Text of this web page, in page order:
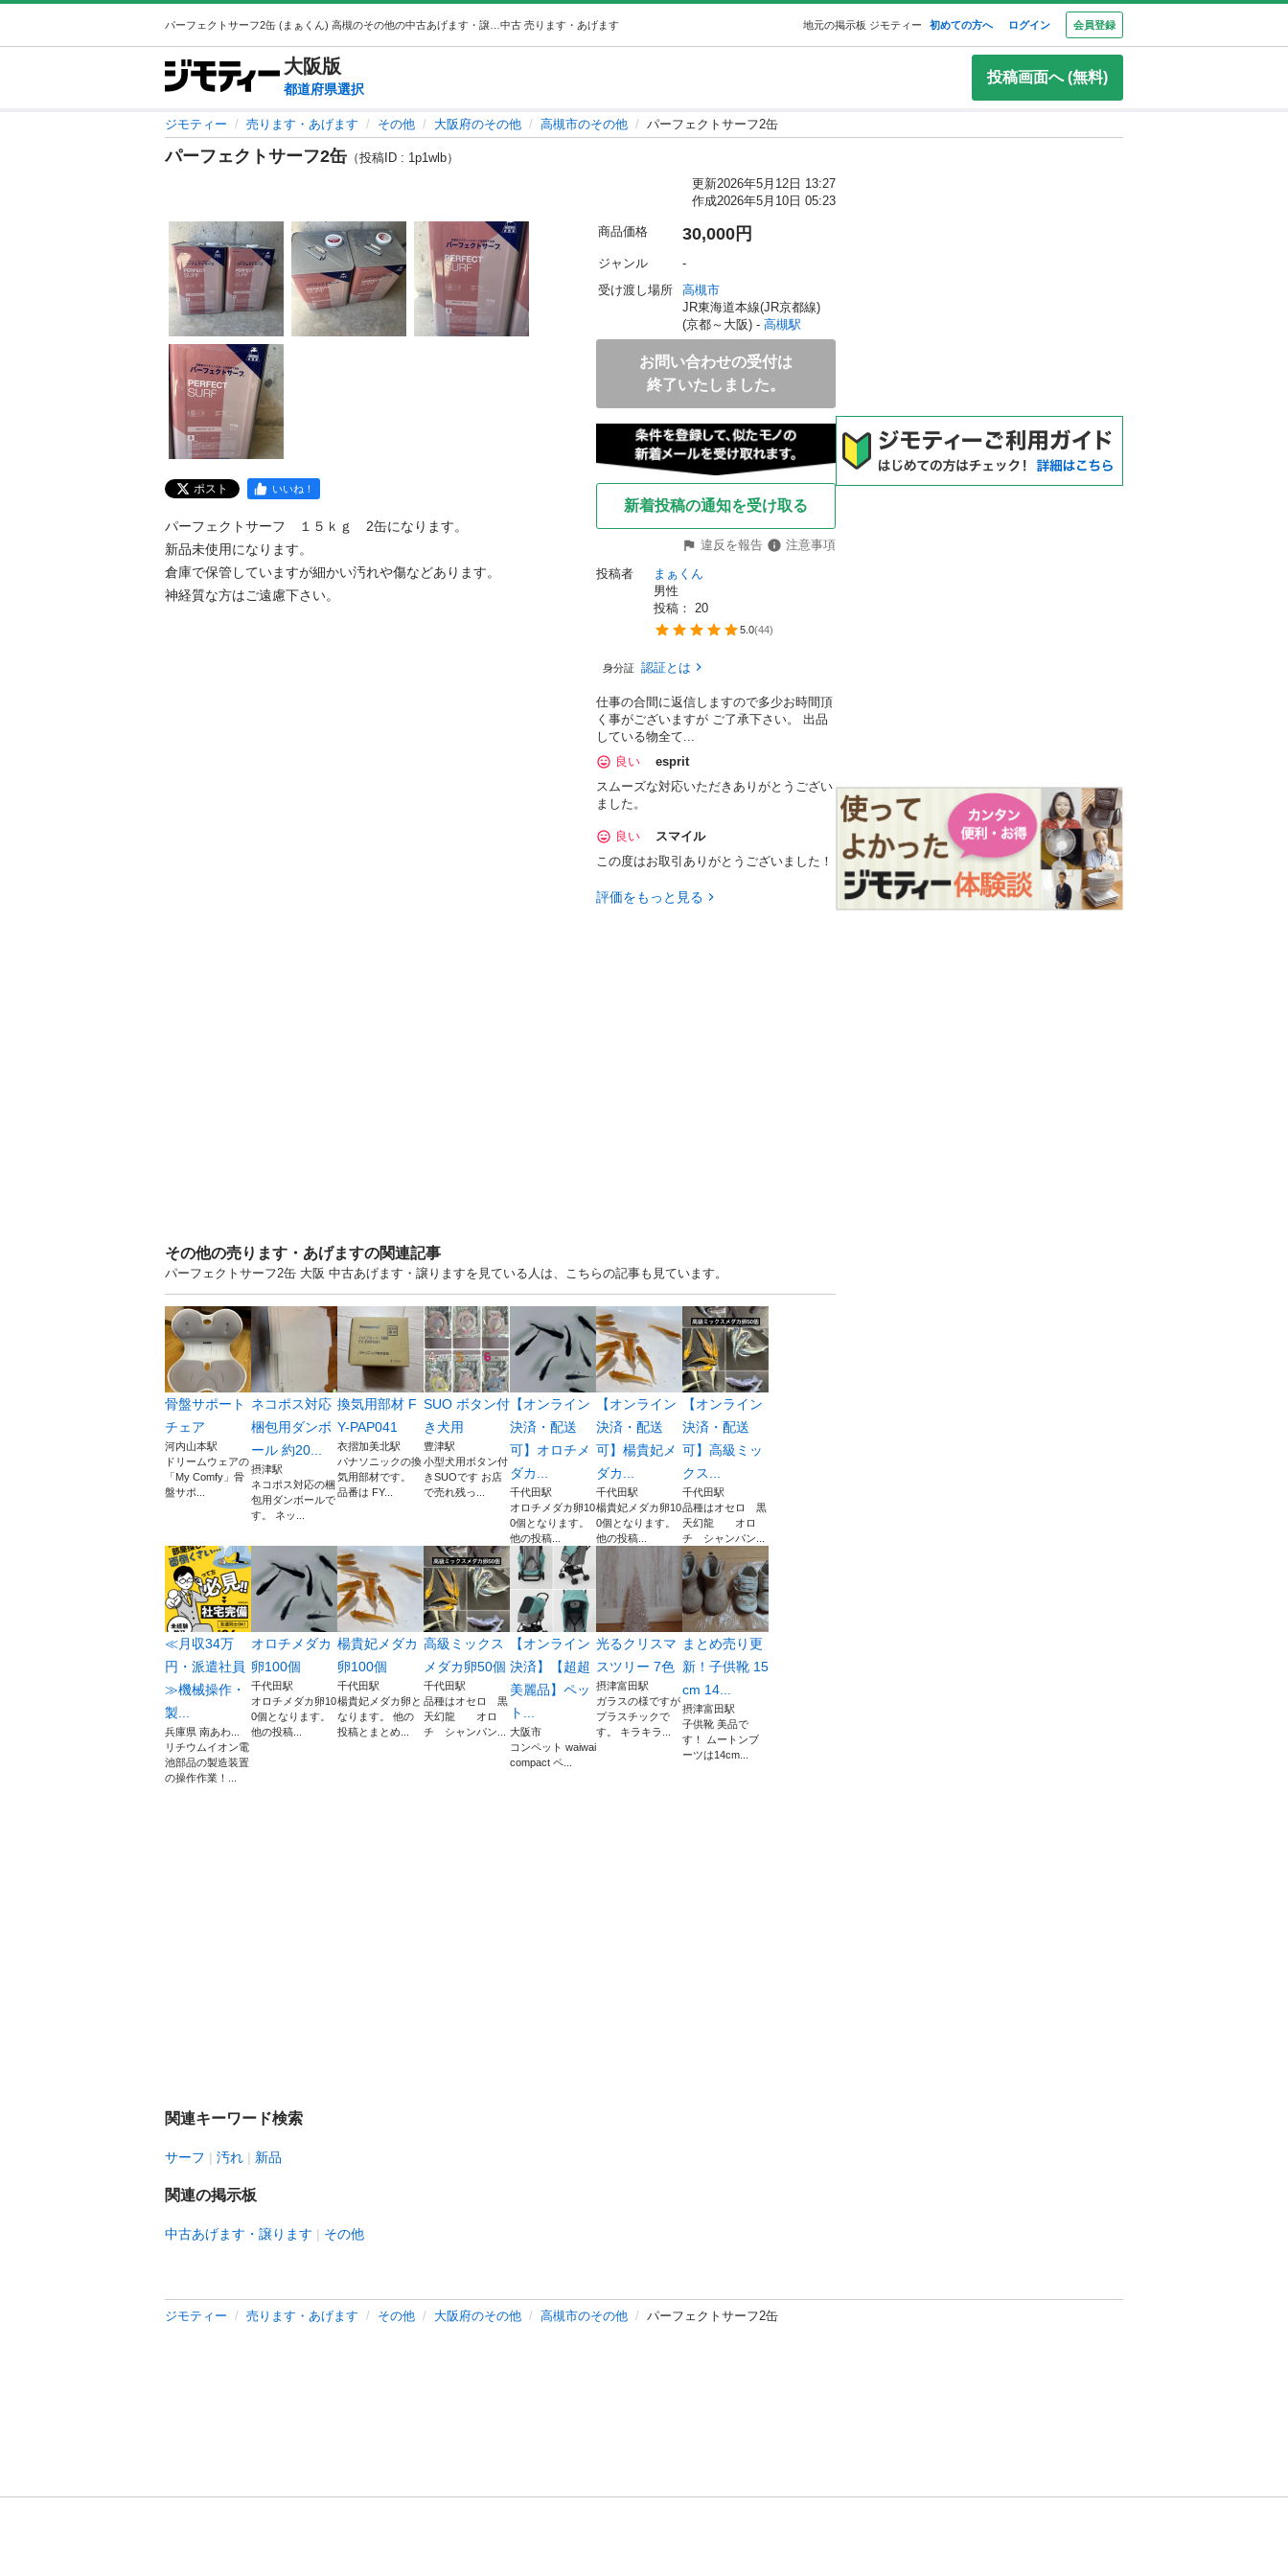
中古 売ります・あげます 地元の掲示板 ジモティー 初めての方へ ログイン 会員登録
大阪版
都道府県選択
投稿画面へ (無料)
ジモティー 売ります・あげます その他 大阪府のその他 高槻市のその他 パーフェクトサーフ2缶
パーフェクトサーフ2缶 （投稿ID : 1p1wlb）
更新2026年5月12日 13:27
作成2026年5月10日 05:23
ポスト いいね！
パーフェクトサーフ　１５ｋｇ　2缶になります。
新品未使用になります。
倉庫で保管していますが細かい汚れや傷などあります。
神経質な方はご遠慮下さい。
商品価格 30,000円
ジャンル
-
受け渡し場所
高槻市
JR東海道本線(JR京都線)
(京都～大阪) - 高槻駅
お問い合わせの受付は
終了いたしました。
新着投稿の通知を受け取る
違反を報告
注意事項
投稿者
まぁくん
男性
投稿： 20
5.0(44)
身分証 認証とは
仕事の合間に返信しますので多少お時間頂
く事がございますが ご了承下さい。 出品
している物全て...
良い
esprit
スムーズな対応いただきありがとうござい
ました。
良い
スマイル
この度はお取引ありがとうございました！
評価をもっと見る
その他の売ります・あげますの関連記事
パーフェクトサーフ2缶 大阪 中古あげます・譲りますを見ている人は、こちらの記事も見ています。
骨盤サポート
チェア
河内山本駅
ドリームウェアの
「My Comfy」骨
盤サポ...
ネコポス対応
梱包用ダンボ
ール 約20...
摂津駅
ネコポス対応の梱
包用ダンボールで
す。 ネッ...
換気用部材 F
Y-PAP041
衣摺加美北駅
パナソニックの換
気用部材です。
品番は FY...
SUO ボタン付
き犬用
豊津駅
小型犬用ボタン付
きSUOです お店
で売れ残っ...
【オンライン
決済・配送
可】オロチメ
ダカ...
千代田駅
オロチメダカ卵10
0個となります。
他の投稿...
【オンライン
決済・配送
可】楊貴妃メ
ダカ...
千代田駅
楊貴妃メダカ卵10
0個となります。
他の投稿...
【オンライン
決済・配送
可】高級ミッ
クス...
千代田駅
品種はオセロ 黒
天幻龍 オロ
チ シャンパン...
≪月収34万
円・派遣社員
≫機械操作・
製...
兵庫県 南あわ...
リチウムイオン電
池部品の製造装置
の操作作業！...
オロチメダカ
卵100個
千代田駅
オロチメダカ卵10
0個となります。
他の投稿...
楊貴妃メダカ
卵100個
千代田駅
楊貴妃メダカ卵と
なります。 他の
投稿とまとめ...
高級ミックス
メダカ卵50個
千代田駅
品種はオセロ 黒
天幻龍 オロ
チ シャンパン...
【オンライン
決済】【超超
美麗品】ペッ
ト...
大阪市
コンペット waiwai
compact ペ...
光るクリスマ
スツリー 7色
摂津富田駅
ガラスの様ですが
プラスチックで
す。 キラキラ...
まとめ売り更
新！子供靴 15
cm 14...
摂津富田駅
子供靴 美品で
す！ ムートンブ
ーツは14cm...
関連キーワード検索
サーフ 汚れ 新品
関連の掲示板
中古あげます・譲ります その他
ジモティー 売ります・あげます その他 大阪府のその他 高槻市のその他 パーフェクトサーフ2缶